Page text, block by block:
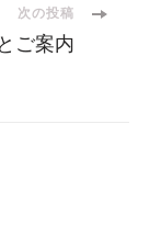
次の投稿
ご案内